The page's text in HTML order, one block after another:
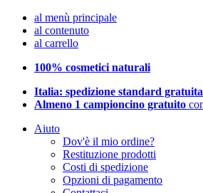
al menù principale
al contenuto
al carrello
100% cosmetici naturali
Italia: spedizione standard gratuita
Almeno 1 campioncino gratuito
Aiuto
Dov'è il mio ordine?
Restituzione prodotti
Costi di spedizione
Opzioni di pagamento